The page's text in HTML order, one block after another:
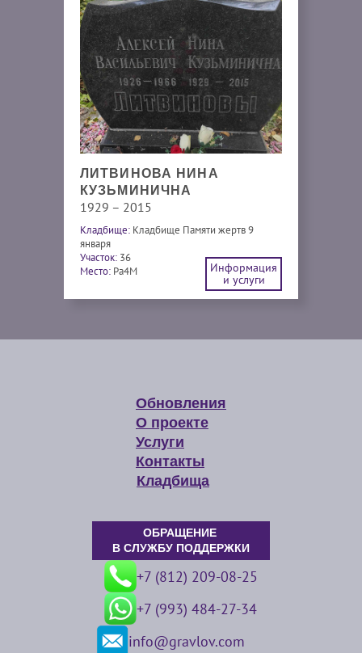
ЛИТВИНОВА НИНА
КУЗЬМИНИЧНА
1929 – 2015
Кладбище: Кладбище Памяти жертв 9
января
Участок: 36
Место: Pa4M
Информация
и услуги
Обновления
О проекте
Услуги
Контакты
Кладбища
ОБРАЩЕНИЕ
В СЛУЖБУ ПОДДЕРЖКИ
+7 (812) 209-08-25
+7 (993) 484-27-34
info@gravlov.com